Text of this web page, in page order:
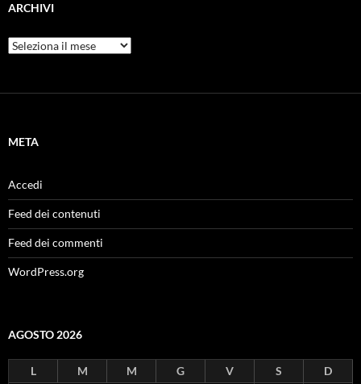
ARCHIVI
Archivi
META
Accedi
Feed dei contenuti
Feed dei commenti
WordPress.org
AGOSTO 2026
L M M G V S D